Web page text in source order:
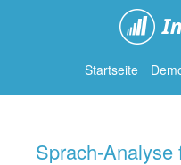
Startseite
Sprach-Analyse